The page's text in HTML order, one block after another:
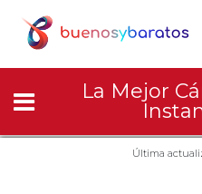
La Mejor
Última